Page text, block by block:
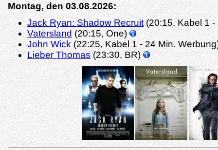
Montag, den 03.08.2026:
Jack Ryan: Shadow Recruit (20:15, Kabel 1
Vatersland (20:15, One)
John Wick(22:25, Kabel 1 - 24 Min.
Lieber Thomas(23:30, BR)